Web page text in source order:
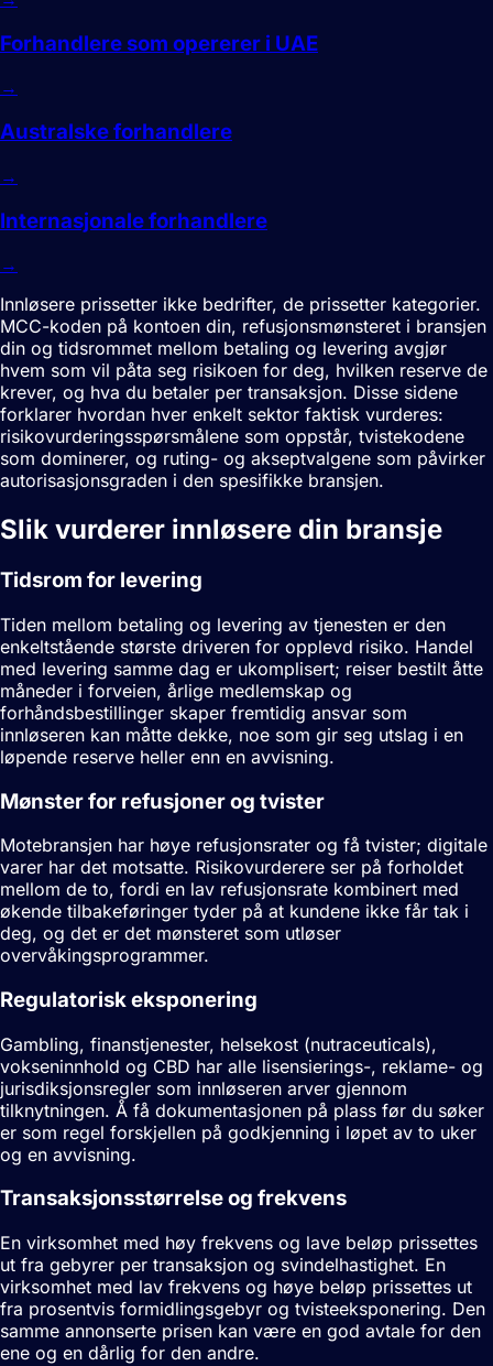
Forhandlere som opererer i UAE
→
Australske forhandlere
→
Internasjonale forhandlere
→
Innløsere prissetter ikke bedrifter, de prissetter kategorier.
MCC-koden på kontoen din, refusjonsmønsteret i bransjen
din og tidsrommet mellom betaling og levering avgjør
hvem som vil påta seg risikoen for deg, hvilken reserve de
krever, og hva du betaler per transaksjon. Disse sidene
forklarer hvordan hver enkelt sektor faktisk vurderes:
risikovurderingsspørsmålene som oppstår, tvistekodene
som dominerer, og ruting- og akseptvalgene som påvirker
autorisasjonsgraden i den spesifikke bransjen.
Slik vurderer innløsere din bransje
Tidsrom for levering
Tiden mellom betaling og levering av tjenesten er den
enkeltstående største driveren for opplevd risiko. Handel
med levering samme dag er ukomplisert; reiser bestilt åtte
måneder i forveien, årlige medlemskap og
forhåndsbestillinger skaper fremtidig ansvar som
innløseren kan måtte dekke, noe som gir seg utslag i en
løpende reserve heller enn en avvisning.
Mønster for refusjoner og tvister
Motebransjen har høye refusjonsrater og få tvister; digitale
varer har det motsatte. Risikovurderere ser på forholdet
mellom de to, fordi en lav refusjonsrate kombinert med
økende tilbakeføringer tyder på at kundene ikke får tak i
deg, og det er det mønsteret som utløser
overvåkingsprogrammer.
Regulatorisk eksponering
Gambling, finanstjenester, helsekost (nutraceuticals),
vokseninnhold og CBD har alle lisensierings-, reklame- og
jurisdiksjonsregler som innløseren arver gjennom
tilknytningen. Å få dokumentasjonen på plass før du søker
er som regel forskjellen på godkjenning i løpet av to uker
og en avvisning.
Transaksjonsstørrelse og frekvens
En virksomhet med høy frekvens og lave beløp prissettes
ut fra gebyrer per transaksjon og svindelhastighet. En
virksomhet med lav frekvens og høye beløp prissettes ut
fra prosentvis formidlingsgebyr og tvisteeksponering. Den
samme annonserte prisen kan være en god avtale for den
ene og en dårlig for den andre.